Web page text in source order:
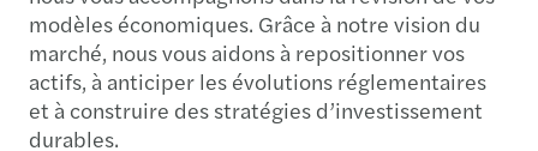
modèles économiques. Grâce à notre vision du
marché, nous vous aidons à repositionner vos
actifs, à anticiper les évolutions réglementaires
et à construire des stratégies d’investissement
durables.